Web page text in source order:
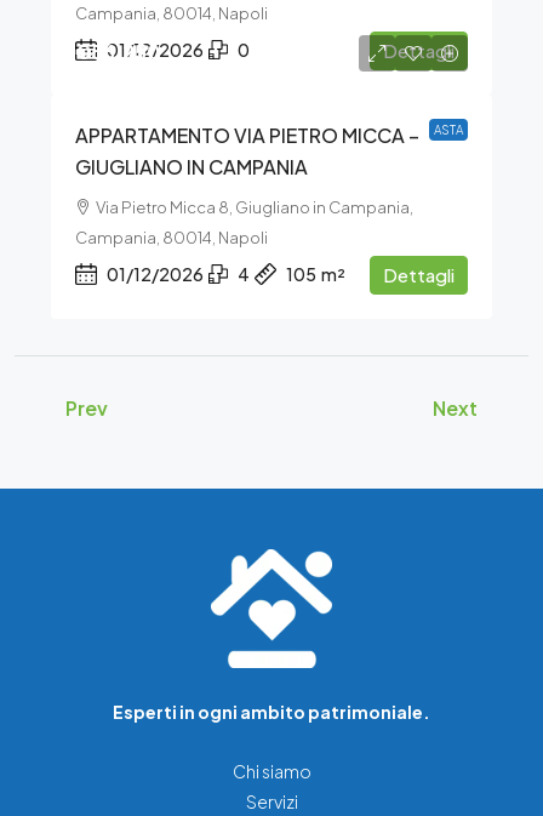
Campania, 80014, Napoli
01/12/2026 0 Dettagli
ASTA
€56.250
APPARTAMENTO VIA PIETRO MICCA –
GIUGLIANO IN CAMPANIA
Via Pietro Micca 8, Giugliano in Campania,
Campania, 80014, Napoli
01/12/2026 4 105 m² Dettagli
Prev Next
Esperti in ogni ambito patrimoniale.
Chi siamo
Servizi